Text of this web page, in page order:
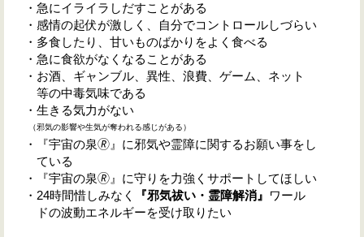
・急にイライラしだすことがある
・感情の起伏が激しく、自分でコントロールしづらい
・多食したり、甘いものばかりをよく食べる
・急に食欲がなくなることがある
・お酒、ギャンブル、異性、浪費、ゲーム、ネット
等の中毒気味である
・生きる気力がない
（邪気の影響や生気が奪われる感じがある）
・『宇宙の泉🄬』に邪気や霊障に関するお願い事をし
ている
・『宇宙の泉🄬』に守りを力強くサポートしてほしい
・24時間惜しみなく
『邪気祓い・霊障解消』 ワール
ドの波動エネルギーを受け取りたい